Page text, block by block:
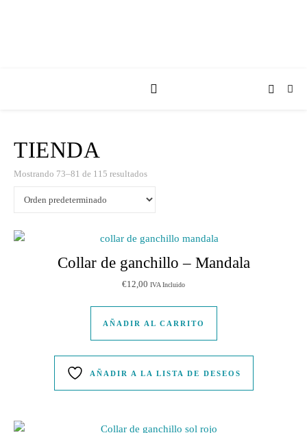
TIENDA
Mostrando 73–81 de 115 resultados
Collar de ganchillo – Mandala
€12,00 IVA Incluido
AÑADIR AL CARRITO
AÑADIR A LA LISTA DE DESEOS